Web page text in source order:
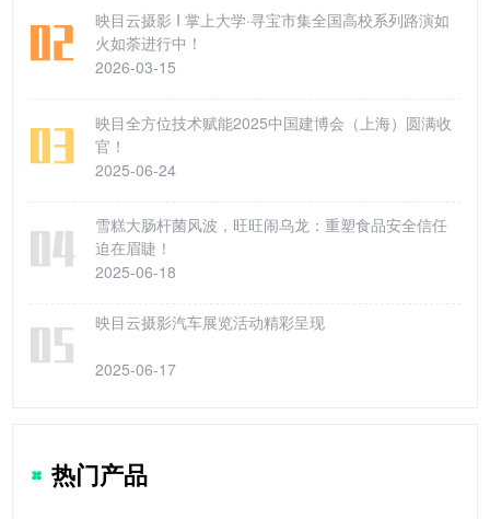
映目云摄影 I 掌上大学·寻宝市集全国高校系列路演如
火如荼进行中！
2026-03-15
映目全方位技术赋能2025中国建博会（上海）圆满收
官！
2025-06-24
雪糕大肠杆菌风波，旺旺闹乌龙：重塑食品安全信任
迫在眉睫！
2025-06-18
映目云摄影汽车展览活动精彩呈现
2025-06-17
热门产品